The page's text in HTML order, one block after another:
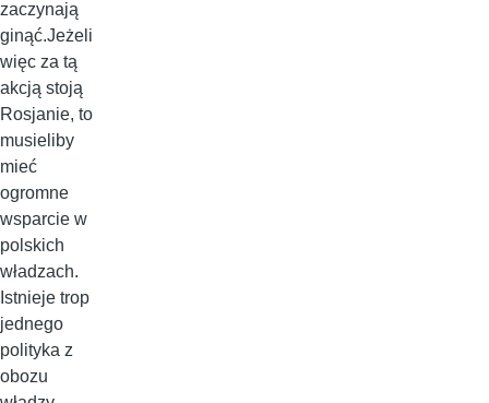
zaczynają
ginąć.Jeżeli
więc za tą
akcją stoją
Rosjanie, to
musieliby
mieć
ogromne
wsparcie w
polskich
władzach.
Istnieje trop
jednego
polityka z
obozu